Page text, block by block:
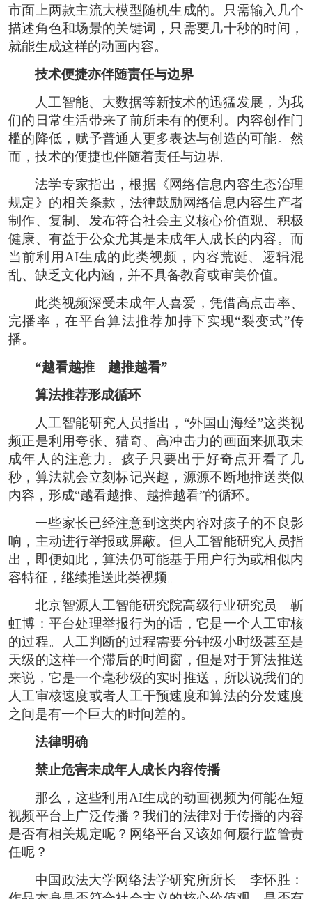
市面上两款主流大模型随机生成的。只需输入几个
描述角色和场景的关键词，只需要几十秒的时间，
就能生成这样的动画内容。
技术便捷亦伴随责任与边界
人工智能、大数据等新技术的迅猛发展，为我
们的日常生活带来了前所未有的便利。内容创作门
槛的降低，赋予普通人更多表达与创造的可能。然
而，技术的便捷也伴随着责任与边界。
法学专家指出，根据《网络信息内容生态治理
规定》的相关条款，法律鼓励网络信息内容生产者
制作、复制、发布符合社会主义核心价值观、积极
健康、有益于公众尤其是未成年人成长的内容。而
当前利用AI生成的此类视频，内容荒诞、逻辑混
乱、缺乏文化内涵，并不具备教育或审美价值。
此类视频深受未成年人喜爱，凭借高点击率、
完播率，在平台算法推荐加持下实现“裂变式”传
播。
“越看越推 越推越看”
算法推荐形成循环
人工智能研究人员指出，“外国山海经”这类视
频正是利用夸张、猎奇、高冲击力的画面来抓取未
成年人的注意力。孩子只要出于好奇点开看了几
秒，算法就会立刻标记兴趣，源源不断地推送类似
内容，形成“越看越推、越推越看”的循环。
一些家长已经注意到这类内容对孩子的不良影
响，主动进行举报或屏蔽。但人工智能研究人员指
出，即便如此，算法仍可能基于用户行为或相似内
容特征，继续推送此类视频。
北京智源人工智能研究院高级行业研究员 靳
虹博：平台处理举报行为的话，它是一个人工审核
的过程。人工判断的过程需要分钟级小时级甚至是
天级的这样一个滞后的时间窗，但是对于算法推送
来说，它是一个毫秒级的实时推送，所以说我们的
人工审核速度或者人工干预速度和算法的分发速度
之间是有一个巨大的时间差的。
法律明确
禁止危害未成年人成长内容传播
那么，这些利用AI生成的动画视频为何能在短
视频平台上广泛传播？我们的法律对于传播的内容
是否有相关规定呢？网络平台又该如何履行监管责
任呢？
中国政法大学网络法学研究所所长 李怀胜：